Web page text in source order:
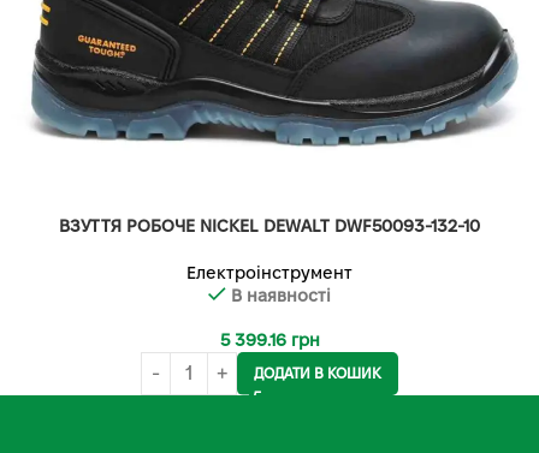
ВЗУТТЯ РОБОЧЕ NICKEL DEWALT DWF50093-132-10
Електроінструмент
В наявності
5 399.16 грн
ДОДАТИ В КОШИК